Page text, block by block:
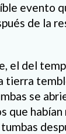
evento
de la
el del
tierra
se
que